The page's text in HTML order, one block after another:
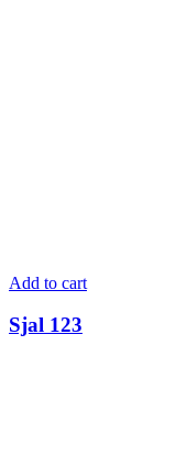
Add to cart
Sjal 123